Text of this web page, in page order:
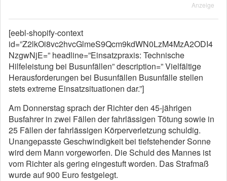
Anzeige
[eebl-shopify-context
id=”Z2lkOi8vc2hvcGlmeS9Qcm9kdWN0LzM4MzA2ODI4
NzgwNjE=” headline=”Einsatzpraxis: Technische
Hilfeleistung bei Busunfällen” description=” Vielfältige
Herausforderungen bei Busunfällen Busunfälle stellen
stets extreme Einsatzsituationen dar.”]
Am Donnerstag sprach der Richter den 45-jährigen
Busfahrer in zwei Fällen der fahrlässigen Tötung sowie in
25 Fällen der fahrlässigen Körperverletzung schuldig.
Unangepasste Geschwindigkeit bei tiefstehender Sonne
wird dem Mann vorgeworfen. Die Schuld des Mannes ist
vom Richter als gering eingestuft worden. Das Strafmaß
wurde auf 900 Euro festgelegt.